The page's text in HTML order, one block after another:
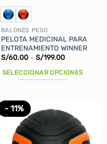
la
página
de
producto
BALONES PESO
PELOTA MEDICINAL PARA
ENTRENAMIENTO WINNER
S/60.00 - S/199.00Rango
precios:
desde
SELECCIONAR OPCIONES
tiene
múltiples
variantes.
- 11%